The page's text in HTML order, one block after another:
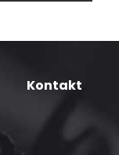
Kontakt